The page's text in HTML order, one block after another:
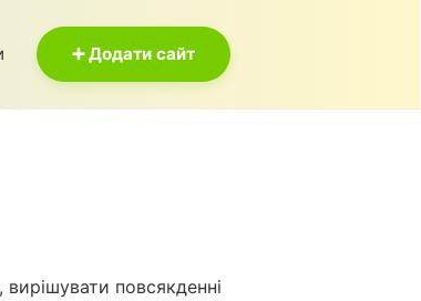
➕ Додати сайт
повсякденні